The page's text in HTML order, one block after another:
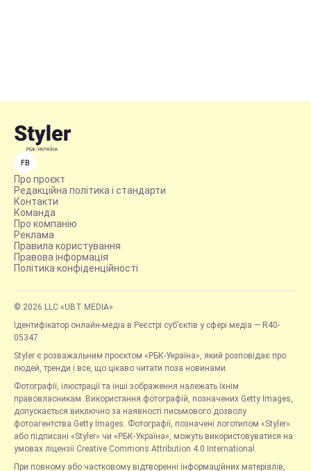
FB
Про проєкт
Редакційна політика і стандарти
Контакти
Команда
Про компанію
Реклама
Правила користування
Правова інформація
Політика конфіденційності
© 2026 LLC «UBT MEDIA»
Ідентифікатор онлайн-медіа в Реєстрі суб’єктів у сфері медіа — R40-
05347
Styler є розважальним проєктом «РБК-Україна», який розповідає про
людей, тренди і все, що цікаво читати поза новинами.
Фотографії, ілюстрації та інші зображення належать їхнім
правовласникам. Використання фотографій, позначених Getty Images,
допускається виключно за наявності письмового дозволу
фотоагентства Getty Images. Фотографії, позначені логотипом «Styler»
або підписані «Styler» чи «РБК-Україна», можуть використовуватися на
умовах ліцензії Creative Commons Attribution 4.0 International.
При повному або частковому відтворенні інформаційних матеріалів,